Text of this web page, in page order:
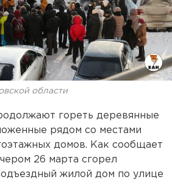
области
гореть деревянные
рядом со местами
домов. Как сообщает
26 марта сгорел
жилой дом по улице